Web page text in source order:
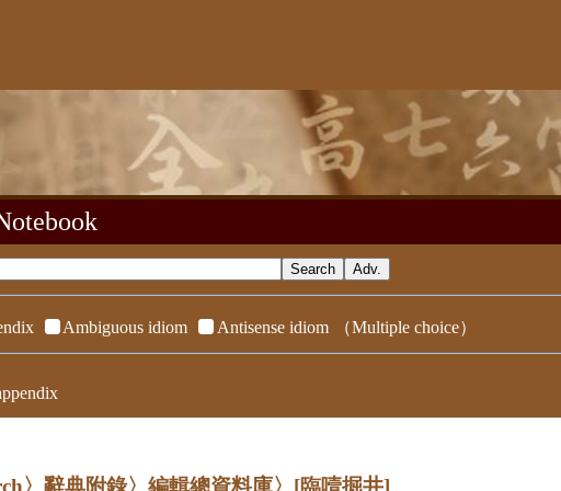
Ambiguous idiom Antisense idiom （Multiple choice）
〉辭典附錄〉編輯總資料庫〉 [臨噎掘井]